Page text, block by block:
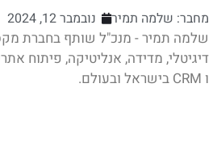
שלמה תמיר נובמבר 12, 2024
תמיר - מנכ"ל שותף בחברת מקסי-
מדידה, אנליטיקה, פיתוח